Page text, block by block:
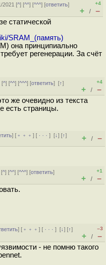
2021 [^] [^^] [^^^] [ответить]
+4
+ / –
статической
SRAM_(память)
она принципиально
регенерации. За счёт
[^] [^^] [^^^] [ответить][↑]
+4
+ / –
же очевидно из текста
есть страницы.
] [ ﹢﹢﹢] [ · · ·][↓] [↑]
+ / –
[^] [^^] [^^^] [ответить]
+1
+ / –
] [ ﹢﹢﹢] [ · · ·][↓] [↑]
–3
+ / –
- не помню такого